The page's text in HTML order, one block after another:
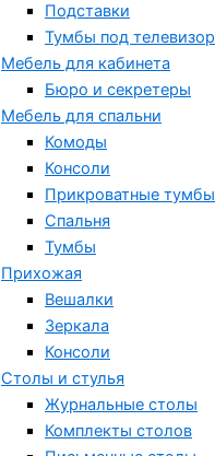
Подставки
Тумбы под телевизор
Мебель для кабинета
Бюро и секретеры
Мебель для спальни
Комоды
Консоли
Прикроватные тумбы
Спальня
Тумбы
Прихожая
Вешалки
Зеркала
Консоли
Столы и стулья
Журнальные столы
Комплекты столов